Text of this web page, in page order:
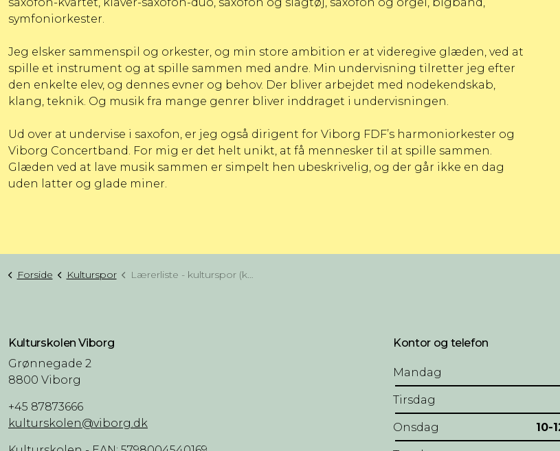
symfoniorkester.
Jeg elsker sammenspil og orkester, og min store ambition er at videregive glæden, ved at
spille et instrument og at spille sammen med andre. Min undervisning tilretter jeg efter
den enkelte elev, og dennes evner og behov. Der bliver arbejdet med nodekendskab,
klang, teknik. Og musik fra mange genrer bliver inddraget i undervisningen.
Ud over at undervise i saxofon, er jeg også dirigent for Viborg FDF’s harmoniorkester og
Viborg Concertband. For mig er det helt unikt, at få mennesker til at spille sammen.
Glæden ved at lave musik sammen er simpelt hen ubeskrivelig, og der går ikke en dag
uden latter og glade miner.
Forside Kulturspor Lærerliste - kulturspor (kun til links)
Kulturskolen Viborg
Grønnegade 2
8800 Viborg
+45 87873666
kulturskolen@viborg.dk
Kontor og telefon
Mandag
Tirsdag
Onsdag 10-